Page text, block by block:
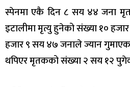
स्पेनमा एकै दिन ८ सय ४४ जना
इटालीमा मृत्यु हुनेको संख्या १०
हजार ९ सय ४७ जनाले ज्यान
थपिएर मृतकको संख्या २ सय १२